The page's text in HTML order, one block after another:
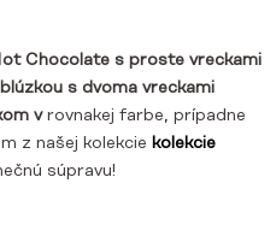
Chocolate s proste vreckami
s dvoma vreckami
vrovnakej farbe, prípadne
z našej kolekcie kolekcie
súpravu!